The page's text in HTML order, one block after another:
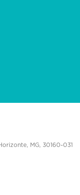
MG, 30160-031